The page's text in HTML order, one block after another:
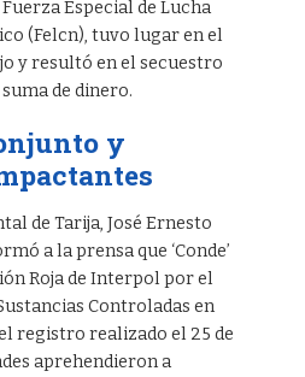
Especial de Lucha
(Felcn), tuvo lugar en el
y resultó en el secuestro
de dinero.
y
de Tarija, José Ernesto
a la prensa que ‘Conde’
Roja de Interpol por el
Controladas en
registro realizado el 25 de
aprehendieron a